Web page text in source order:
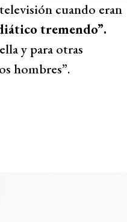
cuando eran
tremendo”.
y para otras
hombres”.